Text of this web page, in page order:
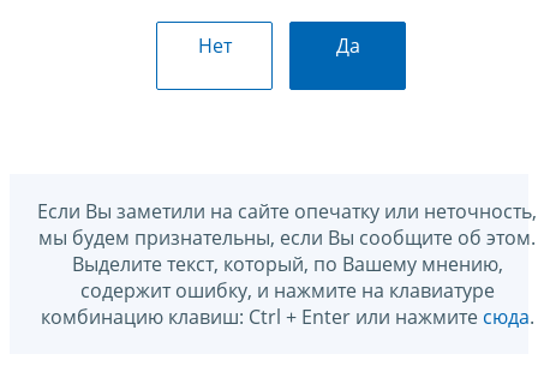
Нет Да
Если Вы заметили на сайте опечатку или неточность,
мы будем признательны, если Вы сообщите об этом.
Выделите текст, который, по Вашему мнению,
содержит ошибку, и нажмите на клавиатуре
комбинацию клавиш: Ctrl + Enter или нажмите сюда.